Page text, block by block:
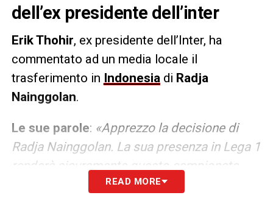
dell’ex presidente dell’inter
Erik Thohir, ex presidente dell’Inter, ha
commentato ad un media locale il
trasferimento in Indonesiadi Radja
Nainggolan.
Le sue parole: «Apprezzo la decisione di
Radja Nainggolan. La sua presenza in Lega 1
renderà sicuramente questo campionato
ancora migliore. Come ho più volte
READ MORE